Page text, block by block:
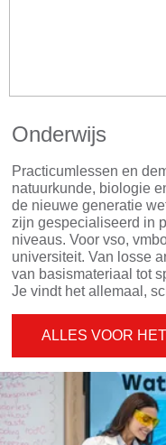
Onderwijs
Practicumlessen en
natuurkunde, biologie
de nieuwe generatie
zijn gespecialiseerd in
niveaus. Voor vso,
universiteit. Van losse
van basismateriaal tot
Je vindt het allemaal,
ALLES VOOR